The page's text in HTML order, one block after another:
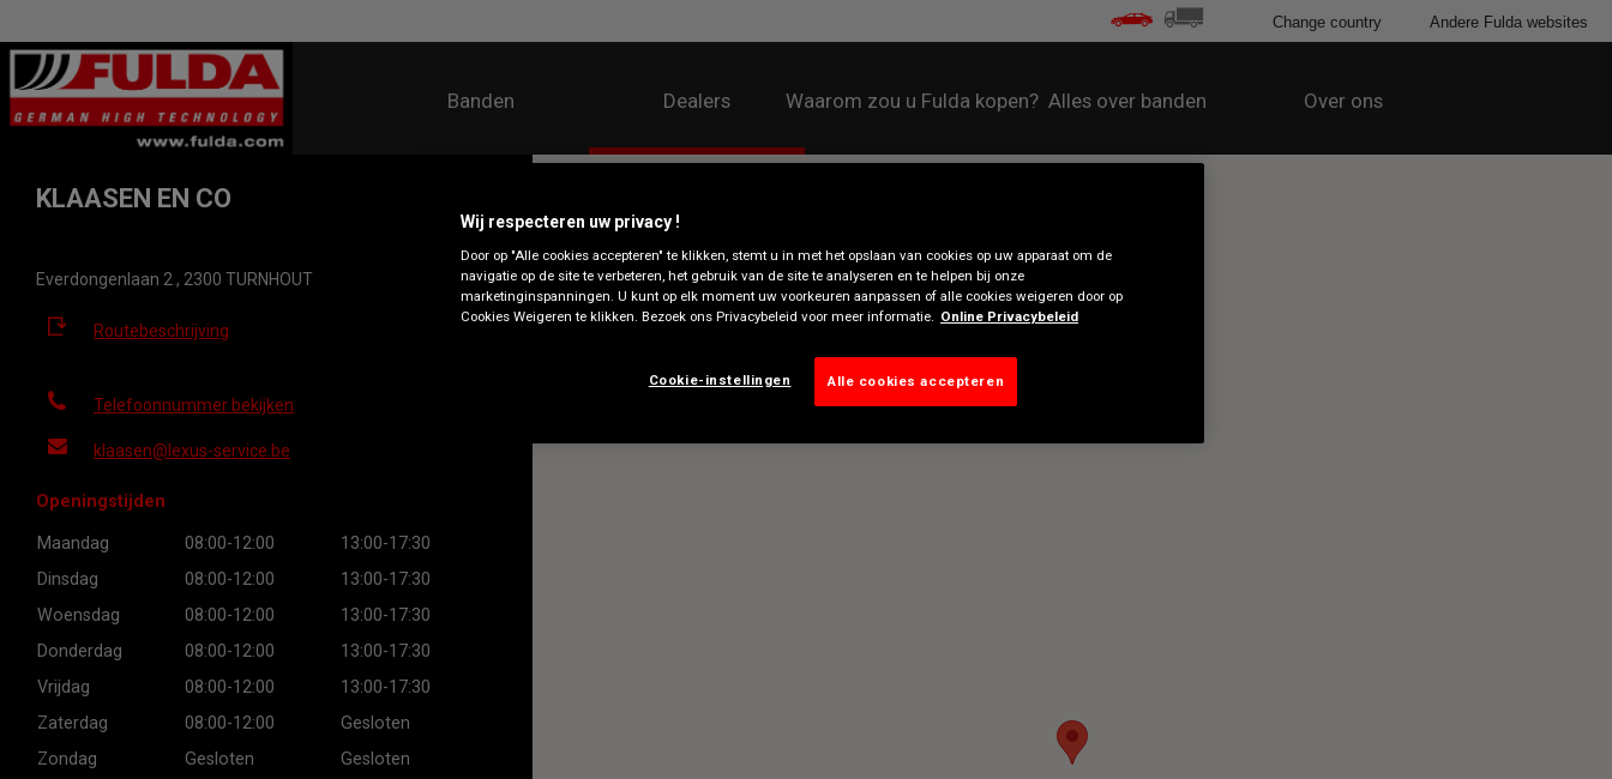
Banden Dealers Waarom zou u Fulda kopen? Alles over banden Over ons
Change country Andere Fulda websites
KLAASEN EN CO
Everdongenlaan 2 , 2300 TURNHOUT
Routebeschrijving
Telefoonnummer bekijken
klaasen@lexus-service.be
Openingstijden
Maandag 08:00-12:00
13:00-17:30
Dinsdag
08:00-12:00
13:00-17:30
Woensdag
08:00-12:00
13:00-17:30
Donderdag
08:00-12:00
13:00-17:30
Vrijdag
08:00-12:00
13:00-17:30
Zaterdag
08:00-12:00
Gesloten
Zondag
Gesloten Gesloten
Wij respecteren uw privacy !
Door op "Alle cookies accepteren" te klikken, stemt u in met het opslaan van cookies op uw apparaat om de
navigatie op de site te verbeteren, het gebruik van de site te analyseren en te helpen bij onze
marketinginspanningen. U kunt op elk moment uw voorkeuren aanpassen of alle cookies weigeren door op
Cookies Weigeren te klikken. Bezoek ons Privacybeleid voor meer informatie.
Online Privacybeleid
Cookie-instellingen Alle cookies accepteren